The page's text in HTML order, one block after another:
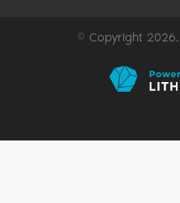
© Copyright